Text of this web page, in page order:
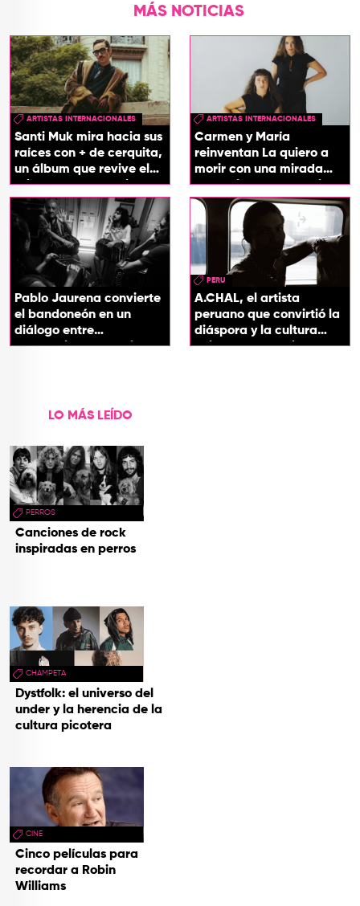
MÁS NOTICIAS
ARTISTAS INTERNACIONALES
Santi Muk mira hacia sus
raíces con + de cerquita,
un álbum que revive el
origen de sus canciones
ARTISTAS INTERNACIONALES
Carmen y María
reinventan La quiero a
morir con una mirada
entre el flamenco y el
soul
Pablo Jaurena convierte
el bandoneón en un
diálogo entre
generaciones con el
PERU
A.CHAL, el artista
peruano que convirtió la
diáspora y la cultura
chicha en su sonido
LO MÁS LEÍDO
PERROS
Canciones de rock
inspiradas en perros
CHAMPETA
Dystfolk: el universo del
under y la herencia de la
cultura picotera
CINE
Cinco películas para
recordar a Robin
Williams